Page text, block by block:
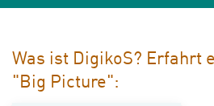
Was ist DigikoS? Erfahrt
"Big Picture":